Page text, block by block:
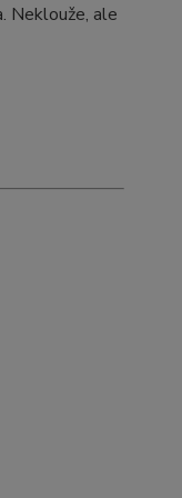
Neklouže, ale